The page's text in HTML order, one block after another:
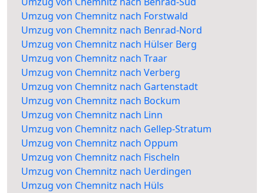
Umzug von Chemnitz nach Forstwald
Umzug von Chemnitz nach Benrad-Nord
Umzug von Chemnitz nach Hülser Berg
Umzug von Chemnitz nach Traar
Umzug von Chemnitz nach Verberg
Umzug von Chemnitz nach Gartenstadt
Umzug von Chemnitz nach Bockum
Umzug von Chemnitz nach Linn
Umzug von Chemnitz nach Gellep-Stratum
Umzug von Chemnitz nach Oppum
Umzug von Chemnitz nach Fischeln
Umzug von Chemnitz nach Uerdingen
Umzug von Chemnitz nach Hüls